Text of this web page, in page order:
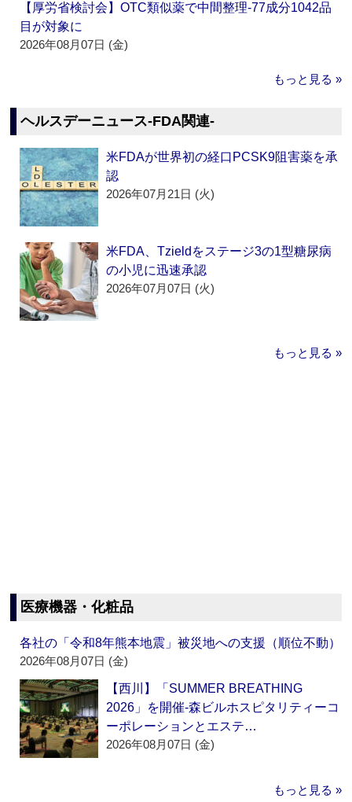
【厚労省検討会】OTC類似薬で中間整理‐77成分1042品
目が対象に
2026年08月07日 (金)
もっと見る »
ヘルスデーニュース‐FDA関連‐
米FDAが世界初の経口PCSK9阻害薬を承
認
2026年07月21日 (火)
米FDA、Tzieldをステージ3の1型糖尿病
の小児に迅速承認
2026年07月07日 (火)
もっと見る »
医療機器・化粧品
各社の「令和8年熊本地震」被災地への支援（順位不動）
2026年08月07日 (金)
【西川】「SUMMER BREATHING
2026」を開催‐森ビルホスピタリティーコ
ーポレーションとエステ…
2026年08月07日 (金)
もっと見る »